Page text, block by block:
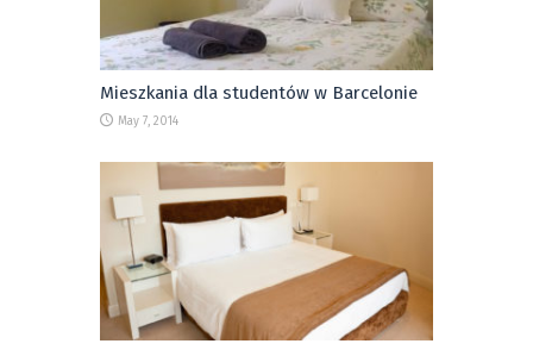
Mieszkania dla studentów w Barcelonie
May 7, 2014